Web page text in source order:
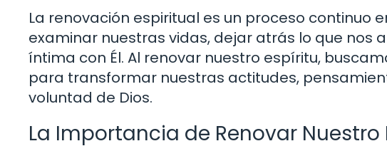
La renovación espiritual es un proceso continuo
examinar nuestras vidas, dejar atrás lo que nos
íntima con Él. Al renovar nuestro espíritu,
para transformar nuestras actitudes,
voluntad de Dios.
La Importancia de Renovar Nuestro